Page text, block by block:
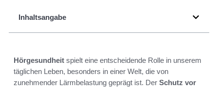
Inhaltsangabe
Hörgesundheit spielt eine entscheidende Rolle in unserem
täglichen Leben, besonders in einer Welt, die von
zunehmender Lärmbelastung geprägt ist. Der Schutz vor